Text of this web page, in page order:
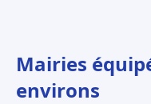
Mairies
environs